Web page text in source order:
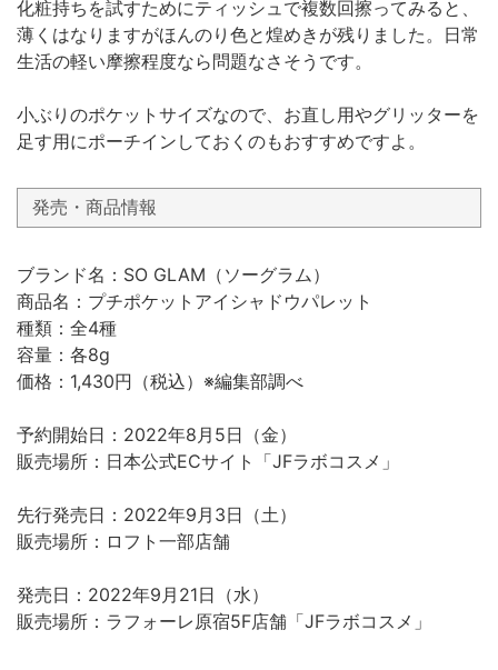
化粧持ちを試すためにティッシュで複数回擦ってみると、
薄くはなりますがほんのり色と煌めきが残りました。日常
生活の軽い摩擦程度なら問題なさそうです。
小ぶりのポケットサイズなので、お直し用やグリッターを
足す用にポーチインしておくのもおすすめですよ。
発売・商品情報
ブランド名：SO GLAM（ソーグラム）
商品名：プチポケットアイシャドウパレット
種類：全4種
容量：各8g
価格：1,430円（税込）※編集部調べ
予約開始日：2022年8月5日（金）
販売場所：日本公式ECサイト「JFラボコスメ」
先行発売日：2022年9月3日（土）
販売場所：ロフト一部店舗
発売日：2022年9月21日（水）
販売場所：ラフォーレ原宿5F店舗「JFラボコスメ」